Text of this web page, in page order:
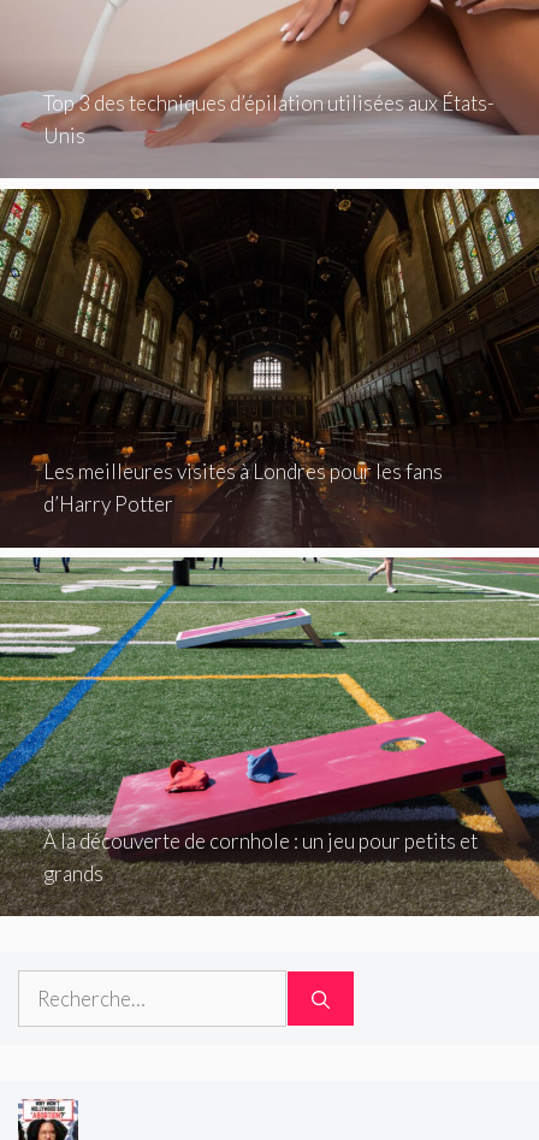
Top 3 des techniques d’épilation utilisées aux États-
Unis
Les meilleures visites à Londres pour les fans
d’Harry Potter
À la découverte de cornhole : un jeu pour petits et
grands
Rechercher :